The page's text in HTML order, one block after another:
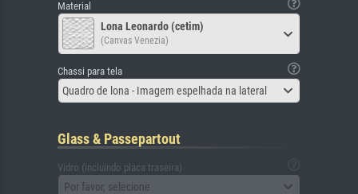
Material
Lona Leonardo (cetim)
(Canvas Venezia)
Chassi para tela
Quadro de lona - Imagem espelhada na lateral
Glass & Passepartout
Vidro (incluindo placa traseira)
Por favor, selecione